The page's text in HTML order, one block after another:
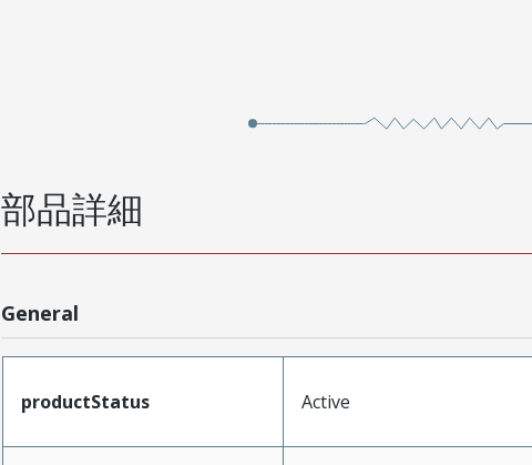
部品詳細
General
productStatus Active